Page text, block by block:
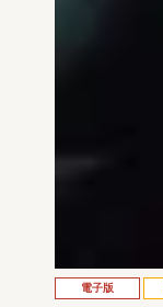
電子版